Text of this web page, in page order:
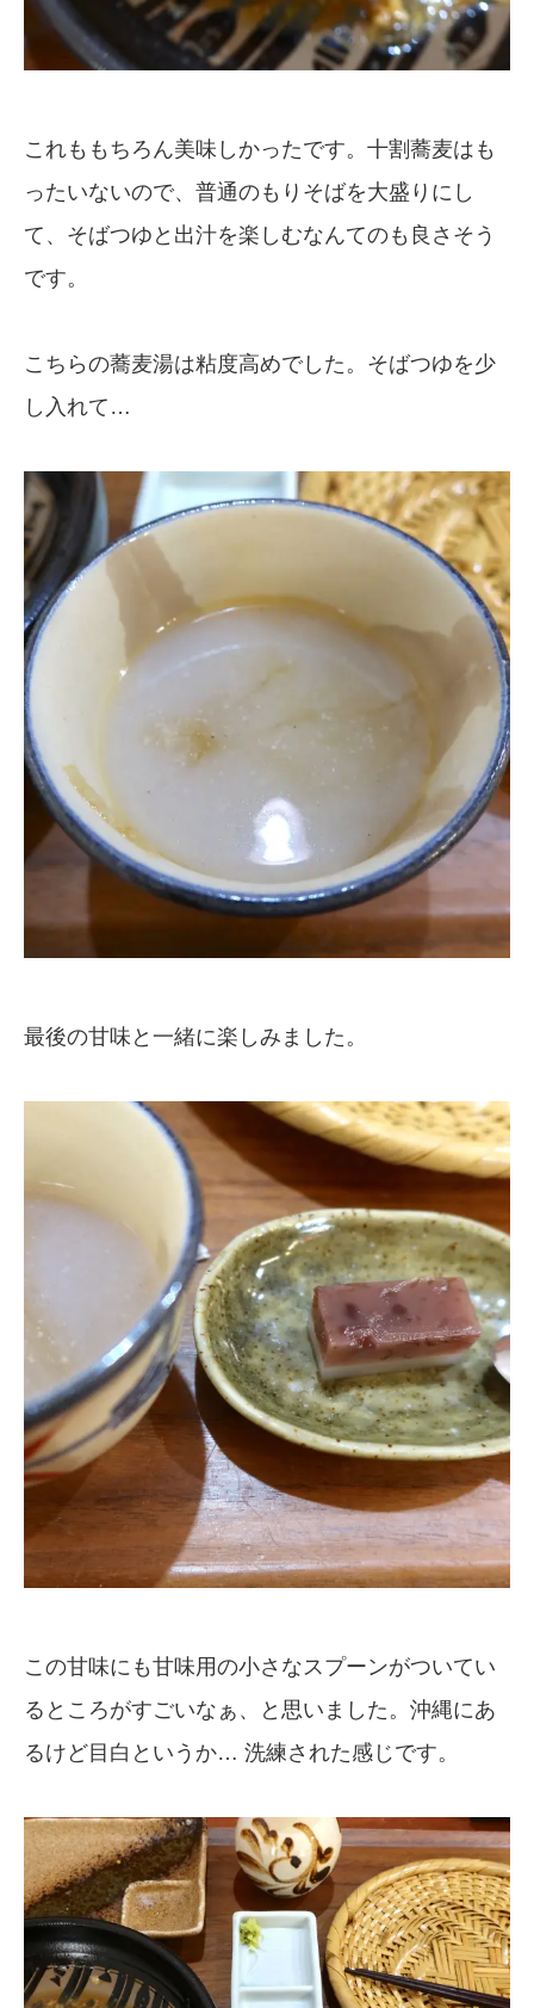
これももちろん美味しかったです。十割蕎麦はも
ったいないので、普通のもりそばを大盛りにし
て、そばつゆと出汁を楽しむなんてのも良さそう
です。
こちらの蕎麦湯は粘度高めでした。そばつゆを少
し入れて…
最後の甘味と一緒に楽しみました。
この甘味にも甘味用の小さなスプーンがついてい
るところがすごいなぁ、と思いました。沖縄にあ
るけど目白というか… 洗練された感じです。